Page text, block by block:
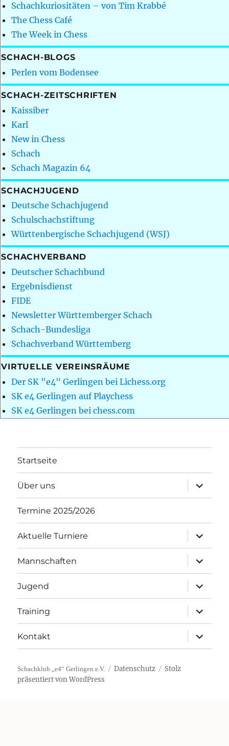
Schachkuriositäten – von Tim Krabbé
The Chess Café
The Week in Chess
SCHACH-BLOGS
Perlen vom Bodensee
SCHACH-ZEITSCHRIFTEN
Kaissiber
Karl
New in Chess
Schach
Schach Magazin 64
SCHACHJUGEND
Deutsche Schachjugend
Schulschachstiftung
Württenbergische Schachjugend (WSJ)
SCHACHVERBAND
Deutscher Schachbund
Ergebnisdienst
FIDE
Newsletter Württemberger Schach
Schach-Bundesliga
Schachverband Württemberg
VIRTUELLE VEREINSRÄUME
Der SK "e4" Gerlingen bei Lichess.org
SK e4 Gerlingen auf Playchess
SK e4 Gerlingen bei chess.com
Startseite
Über uns
öffnen
Termine 2025/2026
Aktuelle Turniere
öffnen
Mannschaften
öffnen
Jugend
öffnen
Training
öffnen
Kontakt
öffnen
Schachklub „e4“ Gerlingen e.V. Datenschutz
Stolz
präsentiert von WordPress